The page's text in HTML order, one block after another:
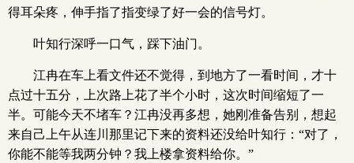
得耳朵疼，伸手指了指变绿了好一会的信号灯。
叶知行深呼一口气，踩下油门。
江冉在车上看文件还不觉得，到地方了一看时间，才十
点过十五分，上次路上花了半个小时，这次时间缩短了一
半。可能今天不堵车？江冉没再多想，她刚准备告别，想起
来自己上午从连川那里记下来的资料还没给叶知行：“对了，
你能不能等我两分钟？我上楼拿资料给你。”